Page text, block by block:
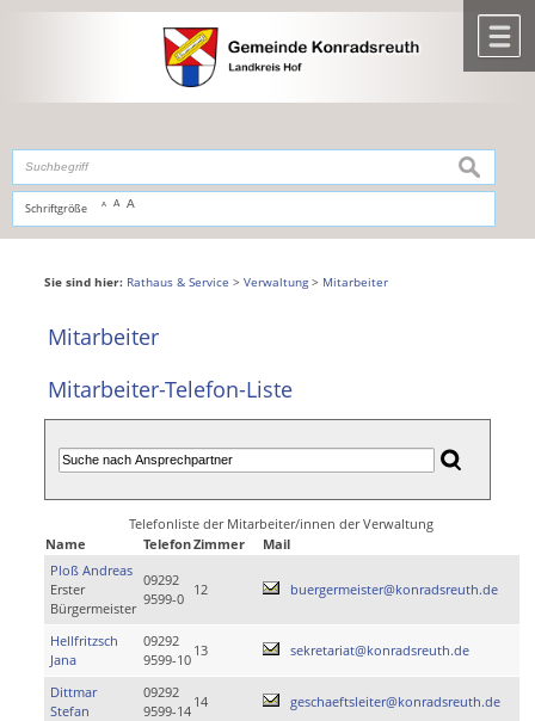
,zur Navigationoderzur Startseitespringen.
Schriftgröße A A A
suchen
Sie sind hier: Rathaus & Service > Verwaltung> Mitarbeiter
Mitarbeiter
Mitarbeiter-Telefon-Liste
Telefonliste der Mitarbeiter/innen der Verwaltung
Name
TelefonZimmer
Mail
Ploß Andreas
Erster
Bürgermeister
09292
9599-0
12 buergermeister@konradsreuth.de
Hellfritzsch
Jana
09292
9599-10
13 sekretariat@konradsreuth.de
Dittmar
Stefan
09292
9599-14
14 geschaeftsleiter@konradsreuth.de